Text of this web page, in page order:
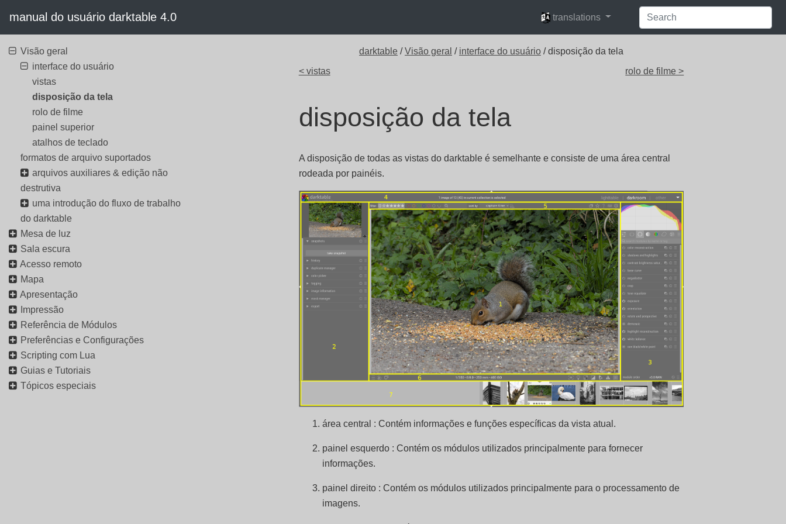
manual do usuário darktable 4.0 languages
translations
darktable /Visão geral / interface do usuário / disposição da tela
< vistas
rolo de filme >
disposição da tela
A disposição de todas as vistas do darktable é semelhante e consiste de uma área central
rodeada por painéis.
área central : Contém informações e funções específicas da vista atual.
painel esquerdo : Contém os módulos utilizados principalmente para fornecer
informações.
painel direito : Contém os módulos utilizados principalmente para o processamento de
imagens.
Visão geral
interface do usuário
vistas
disposição da tela
rolo de filme
painel superior
atalhos de teclado
formatos de arquivo suportados
arquivos auxiliares & edição não
destrutiva
uma introdução do fluxo de trabalho
do darktable
Mesa de luz
Sala escura
Acesso remoto
Mapa
Apresentação
Impressão
Referência de Módulos
Preferências e Configurações
Scripting com Lua
Guias e Tutoriais
Tópicos especiais